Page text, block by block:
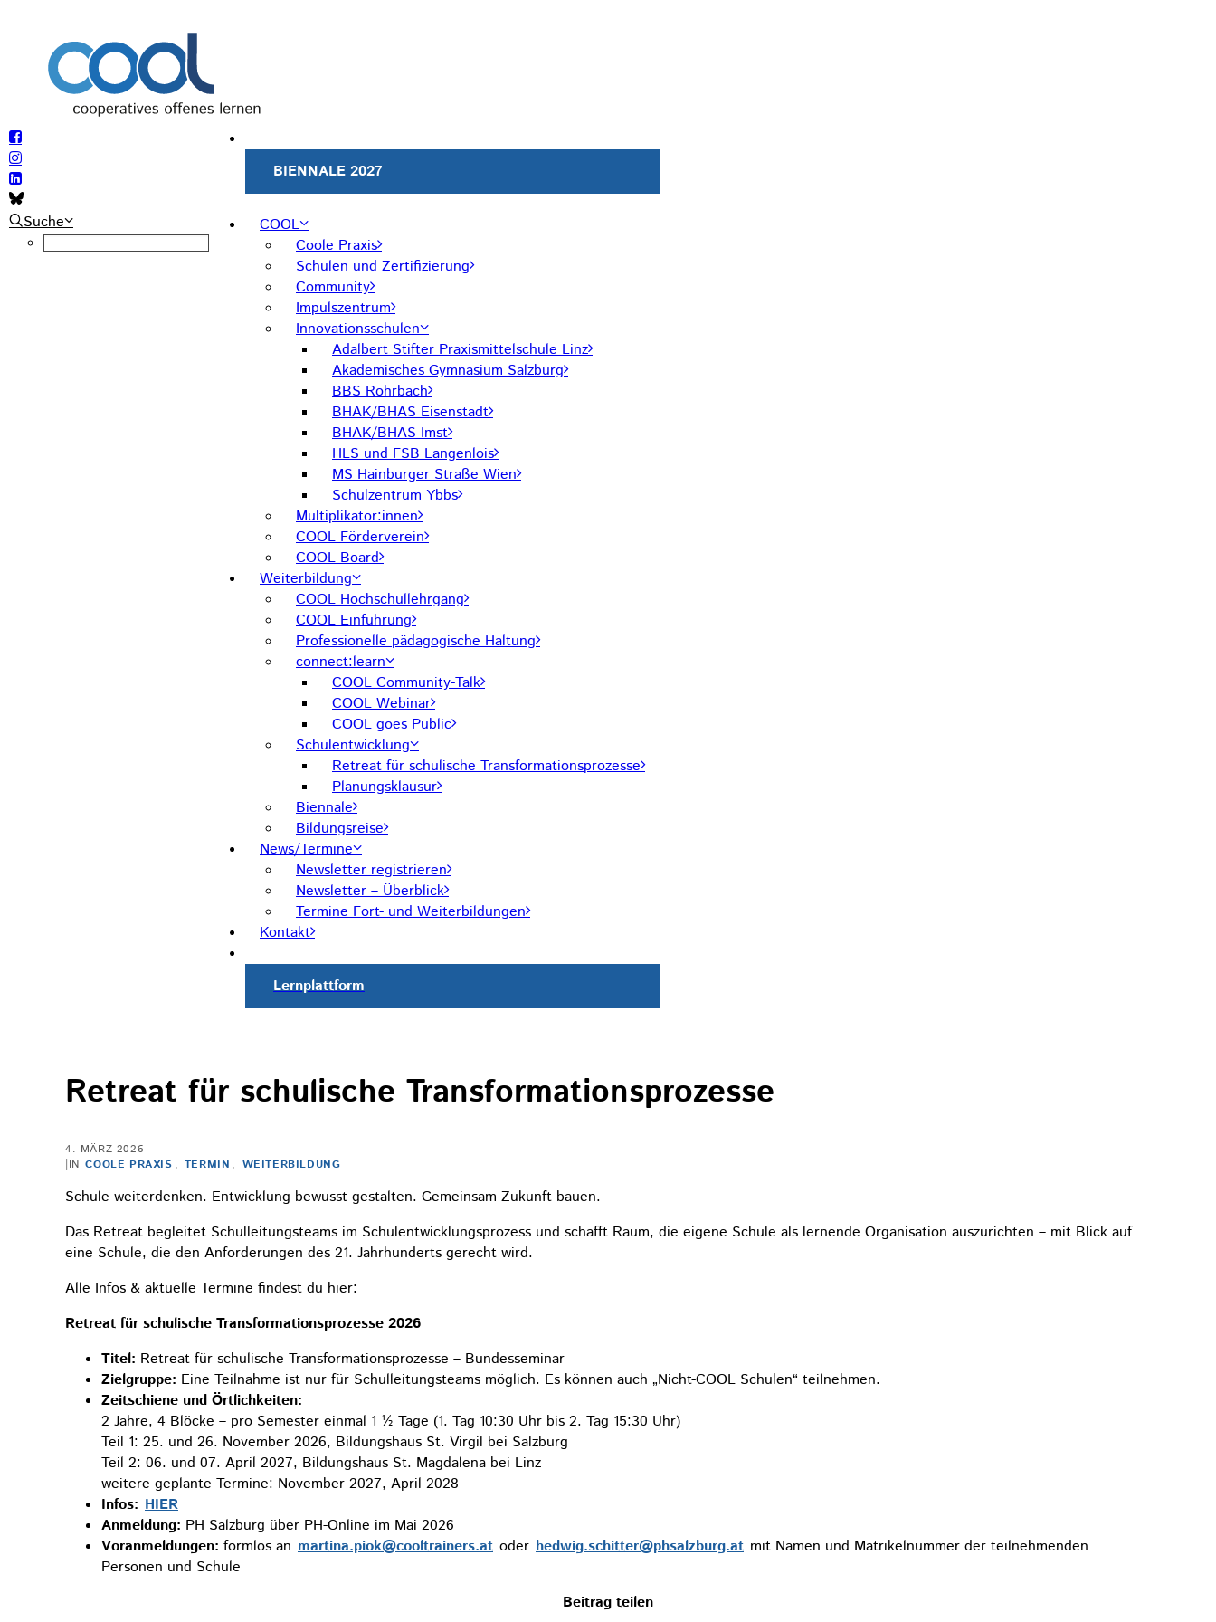
Suche
BIENNALE 2027
COOL
Coole Praxis
Schulen und Zertifizierung
Community
Impulszentrum
Innovationsschulen
Adalbert Stifter Praxismittelschule Linz
Akademisches Gymnasium Salzburg
BBS Rohrbach
BHAK/BHAS Eisenstadt
BHAK/BHAS Imst
HLS und FSB Langenlois
MS Hainburger Straße Wien
Schulzentrum Ybbs
Multiplikator:innen
COOL Förderverein
COOL Board
Weiterbildung
COOL Hochschullehrgang
COOL Einführung
Professionelle pädagogische Haltung
connect:learn
COOL Community-Talk
COOL Webinar
COOL goes Public
Schulentwicklung
Retreat für schulische Transformationsprozesse
Planungsklausur
Biennale
Bildungsreise
News/Termine
Newsletter registrieren
Newsletter – Überblick
Termine Fort- und Weiterbildungen
Kontakt
Lernplattform
Retreat für schulische Transformationsprozesse
4. MÄRZ 2026
|IN COOLE PRAXIS , TERMIN , WEITERBILDUNG
Schule weiterdenken. Entwicklung bewusst gestalten. Gemeinsam Zukunft bauen.
Das Retreat begleitet Schulleitungsteams im Schulentwicklungsprozess und schafft Raum, die eigene Schule als lernende Organisation auszurichten – mit Blick auf
eine Schule, die den Anforderungen des 21. Jahrhunderts gerecht wird.
Alle Infos & aktuelle Termine findest du hier:
Retreat für schulische Transformationsprozesse 2026
Titel: Retreat für schulische Transformationsprozesse – Bundesseminar
Zielgruppe: Eine Teilnahme ist nur für Schulleitungsteams möglich. Es können auch „Nicht-COOL Schulen“ teilnehmen.
Zeitschiene und Örtlichkeiten:
2 Jahre, 4 Blöcke – pro Semester einmal 1 ½ Tage (1. Tag 10:30 Uhr bis 2. Tag 15:30 Uhr)
Teil 1: 25. und 26. November 2026, Bildungshaus St. Virgil bei Salzburg
Teil 2: 06. und 07. April 2027, Bildungshaus St. Magdalena bei Linz
weitere geplante Termine: November 2027, April 2028
Infos: HIER
Anmeldung: PH Salzburg über PH-Online im Mai 2026
Voranmeldungen: formlos an martina.piok@cooltrainers.at oder hedwig.schitter@phsalzburg.at mit Namen und Matrikelnummer der teilnehmenden
Personen und Schule
Beitrag teilen